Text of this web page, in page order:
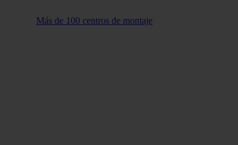
Más de 100 centros de montaje